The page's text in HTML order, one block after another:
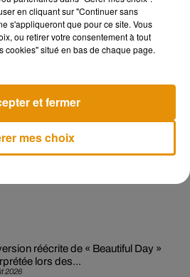
et Amélie Lens dévoilent leur
emprunte le décor de l’émission
2026
réécrite de « Beautiful Day »
lors des...
en cliquant sur "Continuer sans
s'appliqueront que pour ce site. Vous
ou retirer votre consentement à tout
cookies" situé en bas de chaque page.
mes choix
et fermer